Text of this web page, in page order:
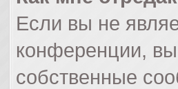
Если вы не
конференции, вы
собственные